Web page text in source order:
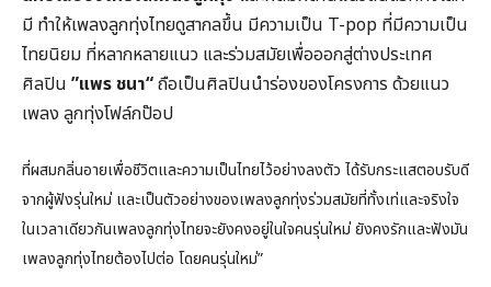
มี ทำให้เพลงลูกทุ่งไทยดูสากลขึ้น มีความเป็น T-pop ที่มีความเป็น
ไทยนิยม ที่หลากหลายแนว และร่วมสมัยเพื่อออกสู่ต่างประเทศ
ศิลปิน ”แพร ชนา“ถือเป็นศิลปินนำร่องของโครงการ ด้วยแนว
เพลง ลูกทุ่งโฟล์กป๊อป
ที่ผสมกลิ่นอายเพื่อชีวิตและความเป็นไทยไว้อย่างลงตัว ได้รับกระแสตอบรับดี
จากผู้ฟังรุ่นใหม่ และเป็นตัวอย่างของเพลงลูกทุ่งร่วมสมัยที่ทั้งเท่และจริงใจ
ในเวลาเดียวกันเพลงลูกทุ่งไทยจะยังคงอยู่ในใจคนรุ่นใหม่ ยังคงรักและฟังมัน
เพลงลูกทุ่งไทยต้องไปต่อ โดยคนรุ่นใหม่”